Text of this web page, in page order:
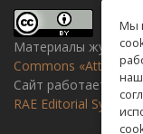
Материалы
Commons
Сайт работает на
RAE Editorial System
Мы